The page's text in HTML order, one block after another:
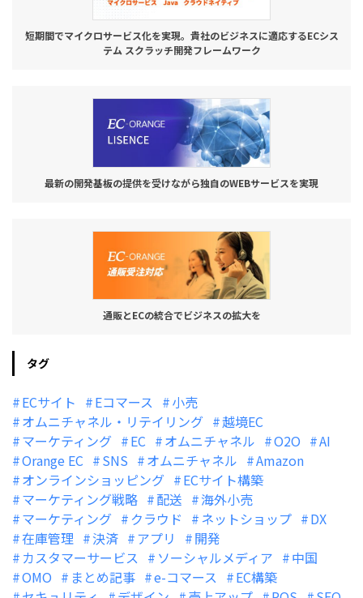
短期間でマイクロサービス化を実現。貴社のビジネスに適応するECシス
テム スクラッチ開発フレームワーク
最新の開発基板の提供を受けながら独自のWEBサービスを実現
通販とECの統合でビジネスの拡大を
タグ
ECサイト Eコマース
小売
オムニチャネル・リテイリング
越境EC
マーケティング
EC オムニチャネル O2O
AI
Orange EC
SNS オムニチャネル
Amazon
オンラインショッピング
ECサイト構築
マーケティング戦略
配送
海外小売
マーケティング
クラウド ネットショップ
DX
在庫管理
決済 アプリ
開発
カスタマーサービス
ソーシャルメディア
中国
OMO
まとめ記事 e-コマース
EC構築